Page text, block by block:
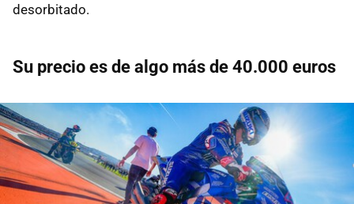
desorbitado.
Su precio es de algo más de 40.000 euros